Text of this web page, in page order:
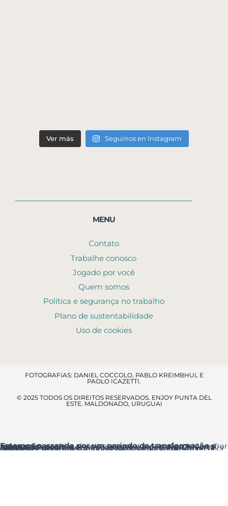
Ver más Seguinos en Instagram
MENU
Contato
Trabalhe conosco
Jogado por você
Quem somos
Política e segurança no trabalho
Plano de sustentabilidade
Uso de cookies
FOTOGRAFIAS: DANIEL COCCOLO, PABLO KREIMBHUL E
PAOLO ICAZETTI.
© 2025 TODOS OS DIREITOS RESERVADOS. ENJOY PUNTA DEL
ESTE. MALDONADO, URUGUAI
Estamos passando por um período de transformação e renovação
, por isso alguns espaços e serviços poderão sofrer ajustes temporários.
Acesso ao resort: a entrada principal é pelaAv. Chiverta
onde você encontrará a Recepção logo ao entrar.
Agradecemos a sua compreensão e pedimos desculpas por qualquer inconveniente que essas melhorias possam causar.